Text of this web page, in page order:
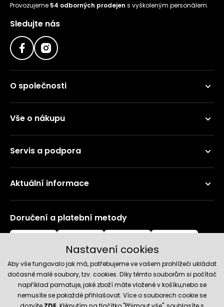
Provozujeme 54 odborných prodejen s vyškoleným personálem.
Sledujte nás
O společnosti
Vše o nákupu
Servis a podpora
Aktuální informace
Doručení a platební metody
Nastavení cookies
Aby vše fungovalo jak má, potřebujeme ve vašem prohlížeči ukládat
dočasně malé soubory, tzv. cookies. Díky těmto souborům si počítač
například pamatuje, jaké zboží máte vložené v košíku,nebo se
nemusíte se pokaždé přihlašovat. Více o souborech cookie se